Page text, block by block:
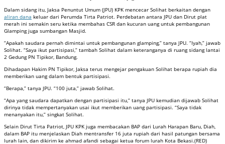
Dalam sidang itu, Jaksa Penuntut Umum (JPU) KPK mencecar Solihat berkaitan dengan
aliran dana keluar dari Perumda Tirta Patriot. Perdebatan antara JPU dan Dirut plat
merah ini semakin seru ketika membahas CSR dan kucuran uang untuk pembangunan
Glamping juga sumbangan Masjid.
“Apakah saudara pernah dimintai untuk pembangunan glamping,” tanya JPU. “Iyah,” jawab
Solihat. “Saya ikut partisipasi,” tambah Solihat dalam keteranganya di ruang sidang lantai
2 Gedung PN Tipikor, Bandung.
Dihadapan Hakim PN Tipikor, Jaksa terus mengejar pengakuan Solihat berapa rupiah dia
memberikan uang dalam bentuk partisipasi.
“Berapa,” tanya JPU. “100 juta,” jawab Solihat.
“Apa yang saudara dapatkan dengan partisipasi itu,” tanya JPU kemudian dijawab Solihat
dirinya tidak mempertanyakan usai ikut memberikan uang partisipasi. “Saya tidak
menanyakan itu,” singkat Solihat.
Selain Dirut Tirta Patriot, JPU KPK juga membacakan BAP dari Lurah Harapan Baru, Diah,
dalam BAP itu menjelaskan Diah mentransfer 16 juta rupiah dari hasil patungan bersama
lurah lain, dan dikirim ke ahmad afandi sebagai ketua forum lurah Kota Bekasi.(RED)